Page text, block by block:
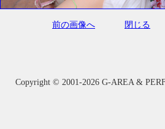
前の画像へ 閉じる
Copyright © 2001-2026 G-AREA &